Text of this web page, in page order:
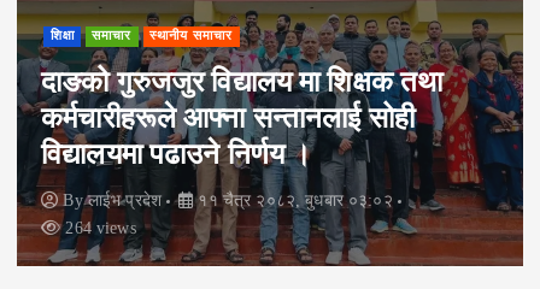
घटना/दुर्घटना समाचार
दाङ–काठमाडौ नाइट बस चितवनमा पल्टिँदा
३८ यात्रु घाइते
Byलाईभ प्रदेश
१७ माघ २०८२, शुक्रबार ०४:१०
182 views